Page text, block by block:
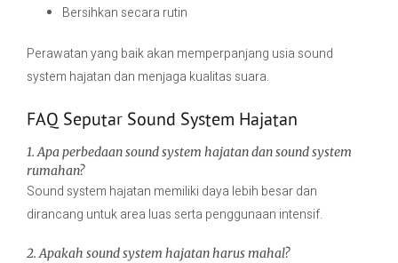
Bersihkan secara rutin
Perawatan yang baik akan memperpanjang usia sound
system hajatan dan menjaga kualitas suara.
FAQ Seputar Sound System Hajatan
1. Apa perbedaan sound system hajatan dan sound system
rumahan?
Sound system hajatan memiliki daya lebih besar dan
dirancang untuk area luas serta penggunaan intensif.
2. Apakah sound system hajatan harus mahal?